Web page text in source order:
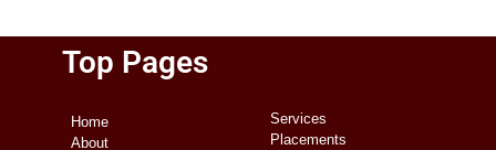
Top Pages
Home
About
Services
Placements